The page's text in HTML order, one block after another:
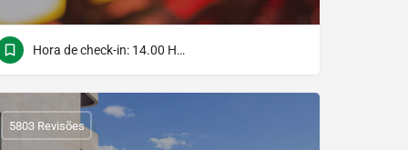
Hora de check-in: 14.00 Hora do verificação: 11.00
5803 Revisões